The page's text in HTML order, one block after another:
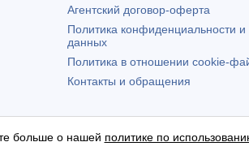
Агентский договор-оферта
Политика конфиденциальности
данных
Политика в отношении cookie-
Контакты и обращения
больше о нашей политике по